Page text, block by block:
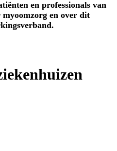
en professionals van
en over dit